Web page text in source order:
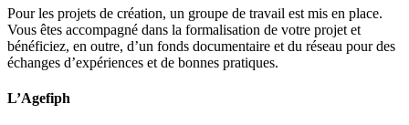
Pour les projets de création, un groupe de travail est mis en place.
Vous êtes accompagné dans la formalisation de votre projet et
bénéficiez, en outre, d’un fonds documentaire et du réseau pour des
échanges d’expériences et de bonnes pratiques.
L’Agefiph